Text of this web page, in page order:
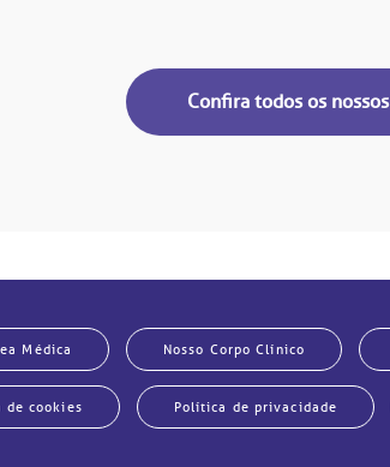
Confira todos os
Médica Nosso Corpo Clínico
de cookies Política de privacidade